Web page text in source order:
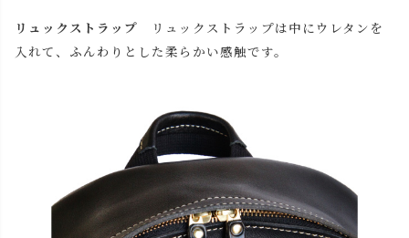
リュックストラップ
リュックストラップは中にウレタンを
入れて、ふんわりとした柔らかい感触です。